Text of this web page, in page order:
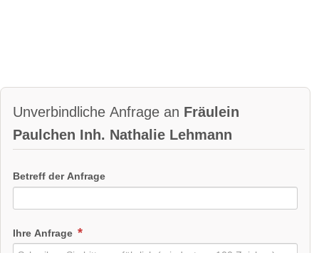
Unverbindliche Anfrage an Fräulein
Paulchen Inh. Nathalie Lehmann
Betreff der Anfrage
Ihre Anfrage